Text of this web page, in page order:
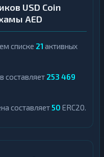
USD Coin
AED
списке 21 активных
составляет 253 469
составляет50 ERC20.